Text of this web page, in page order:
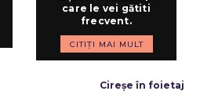
care le vei gătiti
frecvent.
CITIȚI MAI MULT
Cireșe în foietaj